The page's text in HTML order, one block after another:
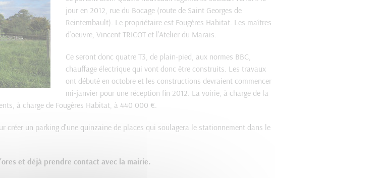
jour en 2012, rue du Bocage (route de Saint Georges de
Reintembault). Le propriétaire est Fougères Habitat. Les maîtres
d'oeuvre, Vincent TRICOT et l'Atelier du Marais.
Ce seront donc quatre T3, de plain-pied, aux normes BBC,
chauffage électrique qui vont donc être construits. Les travaux
ont débuté en octobre et les constructions devraient commencer
mi-janvier pour une réception fin 2012. La voirie, à charge de la
à charge de Fougères Habitat, à 440 000 €.
créer un parking d'une quinzaine de places qui soulagera le stationnement dans le
et déjà prendre contact avec la mairie.